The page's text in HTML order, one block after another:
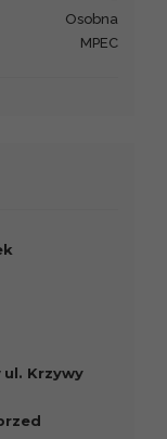
osobna
MPEC
ul. Krzywy